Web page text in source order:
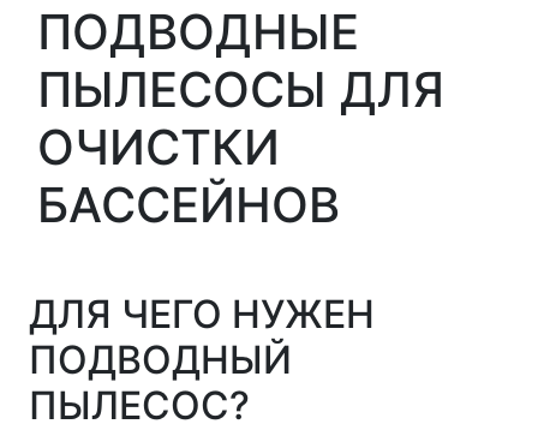
ПОДВОДНЫЕ
ПЫЛЕСОСЫ ДЛЯ
ОЧИСТКИ
БАССЕЙНОВ
ДЛЯ ЧЕГО НУЖЕН
ПОДВОДНЫЙ
ПЫЛЕСОС?